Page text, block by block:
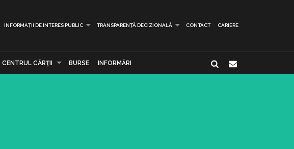
INFORMAȚII DE INTERES PUBLIC TRANSPARENȚĂ DECIZIONALĂ CONTACT CARIERE
CENTRUL CĂRŢII BURSE INFORMĂRI